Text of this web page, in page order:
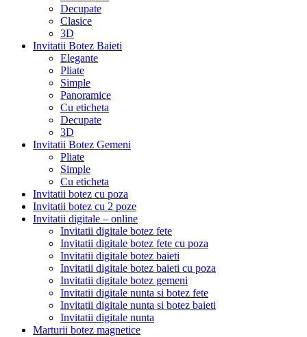
Decupate
Clasice
3D
Invitatii Botez Baieti
Elegante
Pliate
Simple
Panoramice
Cu eticheta
Decupate
3D
Invitatii Botez Gemeni
Pliate
Simple
Cu eticheta
Invitatii botez cu poza
Invitatii botez cu 2 poze
Invitatii digitale – online
Invitatii digitale botez fete
Invitatii digitale botez fete cu poza
Invitatii digitale botez baieti
Invitatii digitale botez baieti cu poza
Invitatii digitale botez gemeni
Invitatii digitale nunta si botez fete
Invitatii digitale nunta si botez baieti
Invitatii digitale nunta
Marturii botez magnetice